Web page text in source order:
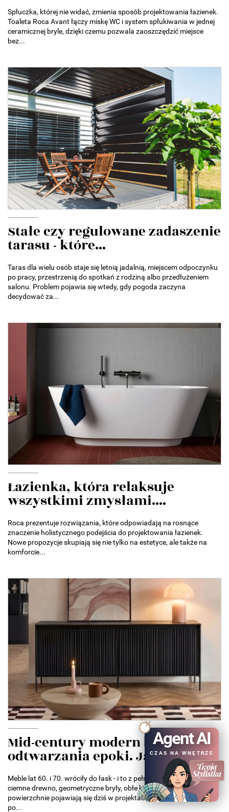
Spłuczka, której nie widać, zmienia sposób projektowania łazienek.
Toaleta Roca Avant łączy miskę WC i system spłukiwania w jednej
ceramicznej bryle, dzięki czemu pozwala zaoszczędzić miejsce
bez...
Stałe czy regulowane zadaszenie
tarasu - które...
Taras dla wielu osób staje się letnią jadalnią, miejscem odpoczynku
po pracy, przestrzenią do spotkań z rodziną albo przedłużeniem
salonu. Problem pojawia się wtedy, gdy pogoda zaczyna
decydować za...
Łazienka, która relaksuje
wszystkimi zmysłami....
Roca prezentuje rozwiązania, które odpowiadają na rosnące
znaczenie holistycznego podejścia do projektowania łazienek.
Nowe propozycje skupiają się nie tylko na estetyce, ale także na
komforcie...
Mid-century modern bez
odtwarzania epoki. Jak...
Meble lat 60. i 70. wróciły do łask - i to z pełną mocą. Smukłe nóżki,
ciemne drewno, geometryczne bryły, obłe kształty i ryflowane
powierzchnie pojawiają się dziś w projektach od małych mieszkań
po...
Agent AI
CZAS NA WNĘTRZE